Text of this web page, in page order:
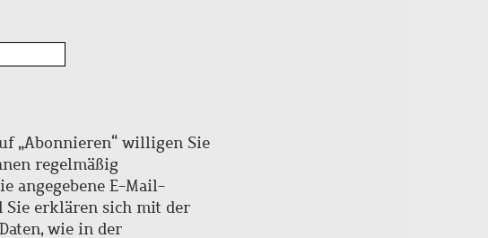
„Abonnieren“ willigen Sie
regelmäßig
angegebene E-Mail-
Sie erklären sich mit der
wie in der